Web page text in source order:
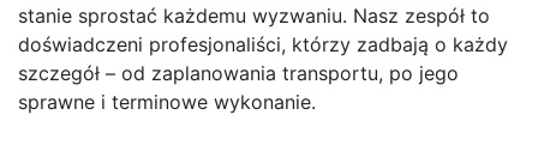
stanie sprostać każdemu wyzwaniu. Nasz zespół to
doświadczeni profesjonaliści, którzy zadbają o każdy
szczegół – od zaplanowania transportu, po jego
sprawne i terminowe wykonanie.